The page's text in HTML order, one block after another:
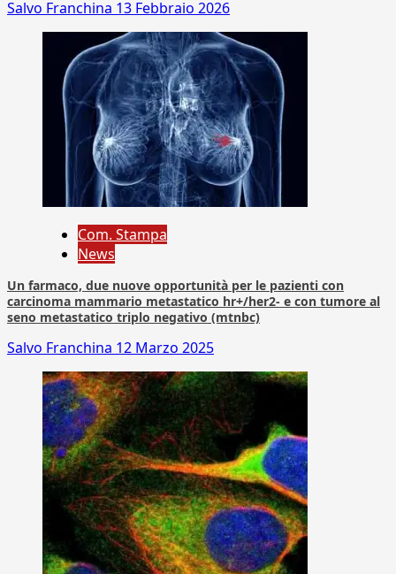
Salvo Franchina 13 Febbraio 2026
Com. Stampa
News
Un farmaco, due nuove opportunità per le pazienti con
carcinoma mammario metastatico hr+/her2- e con tumore al
seno metastatico triplo negativo (mtnbc)
Salvo Franchina 12 Marzo 2025